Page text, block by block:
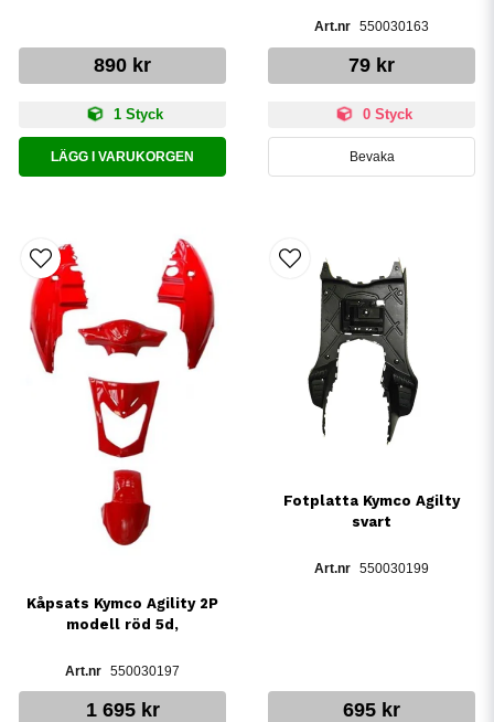
890 kr
1 Styck
LÄGG I VARUKORGEN
550030163
79 kr
0 Styck
Bevaka
Kåpsats Kymco Agility 2P
modell röd 5d,
550030197
1 695 kr
Fotplatta Kymco Agilty
svart
550030199
695 kr